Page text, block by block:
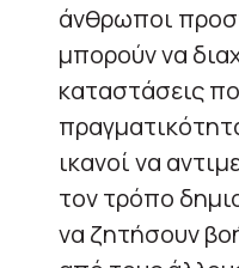
άνθρωποι
μπορούν να
καταστάσεις
ικανοί να
τον τρόπο
να ζητήσουν